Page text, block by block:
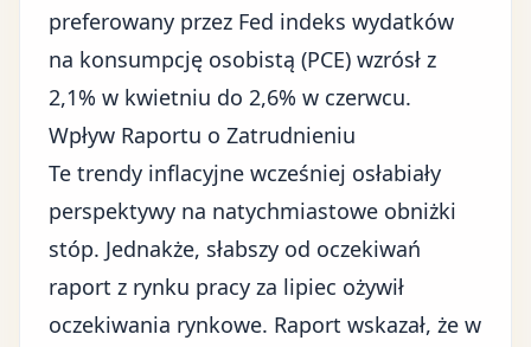
preferowany przez Fed indeks wydatków
na konsumpcję osobistą (PCE) wzrósł z
2,1% w kwietniu do 2,6% w czerwcu.
Wpływ Raportu o Zatrudnieniu
Te trendy inflacyjne wcześniej osłabiały
perspektywy na natychmiastowe obniżki
stóp. Jednakże, słabszy od oczekiwań
raport z rynku pracy za lipiec ożywił
oczekiwania rynkowe. Raport wskazał, że w